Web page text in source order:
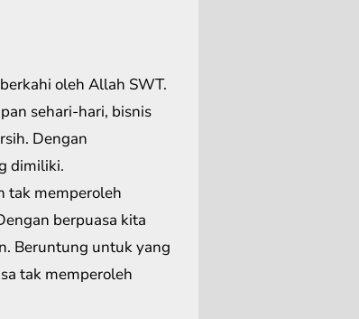
oleh Allah SWT.
sehari-hari, bisnis
Dengan
dimiliki.
tak memperoleh
berpuasa kita
Beruntung untuk yang
tak memperoleh